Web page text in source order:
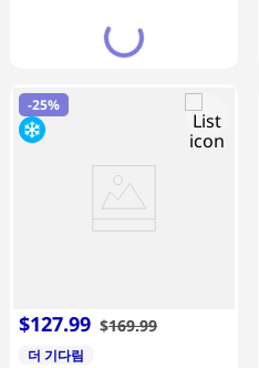
-25%
$127.99 $169.99
더 기다림